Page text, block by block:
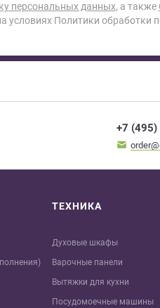
персональных данных, а также
условиях Политики обработки
+7
ТЕХНИКА
Духовые шкафы
Варочные панели
Вытяжки для кухни
Посудомоечные машины